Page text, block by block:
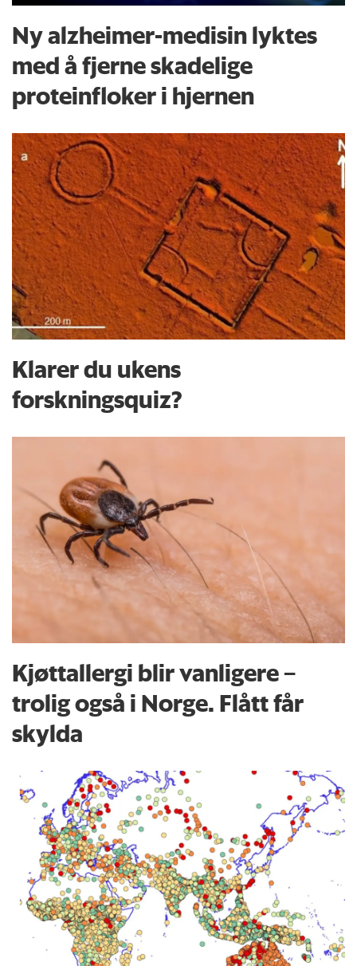
Ny alzheimer-medisin lyktes
med å fjerne skadelige
proteinfloker i hjernen
Klarer du ukens
forskningsquiz?
Kjøttallergi blir vanligere –
trolig også i Norge. Flått får
skylda